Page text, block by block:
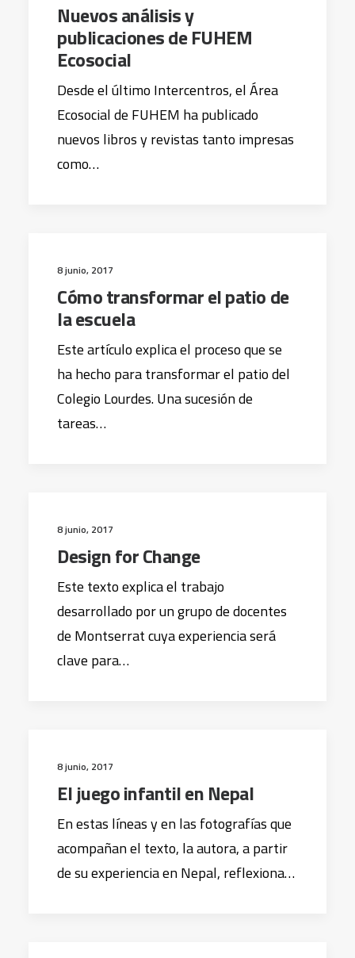
Nuevos análisis y
publicaciones de FUHEM
Ecosocial
Desde el último Intercentros, el Área
Ecosocial de FUHEM ha publicado
nuevos libros y revistas tanto impresas
como…
8 junio, 2017
Cómo transformar el patio de
la escuela
Este artículo explica el proceso que se
ha hecho para transformar el patio del
Colegio Lourdes. Una sucesión de
tareas…
8 junio, 2017
Design for Change
Este texto explica el trabajo
desarrollado por un grupo de docentes
de Montserrat cuya experiencia será
clave para…
8 junio, 2017
El juego infantil en Nepal
En estas líneas y en las fotografías que
acompañan el texto, la autora, a partir
de su experiencia en Nepal, reflexiona…